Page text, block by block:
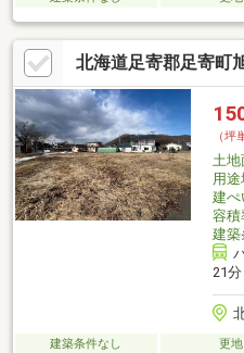
北海道足寄郡足寄町
（坪
土地
用
建ぺ
容積
建築
21分
建築条件なし 更地